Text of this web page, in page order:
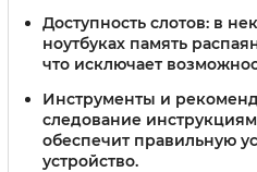
Доступность слотов: в
ноутбуках память
что исключает
Инструменты и
следование
обеспечит правильную
устройство.